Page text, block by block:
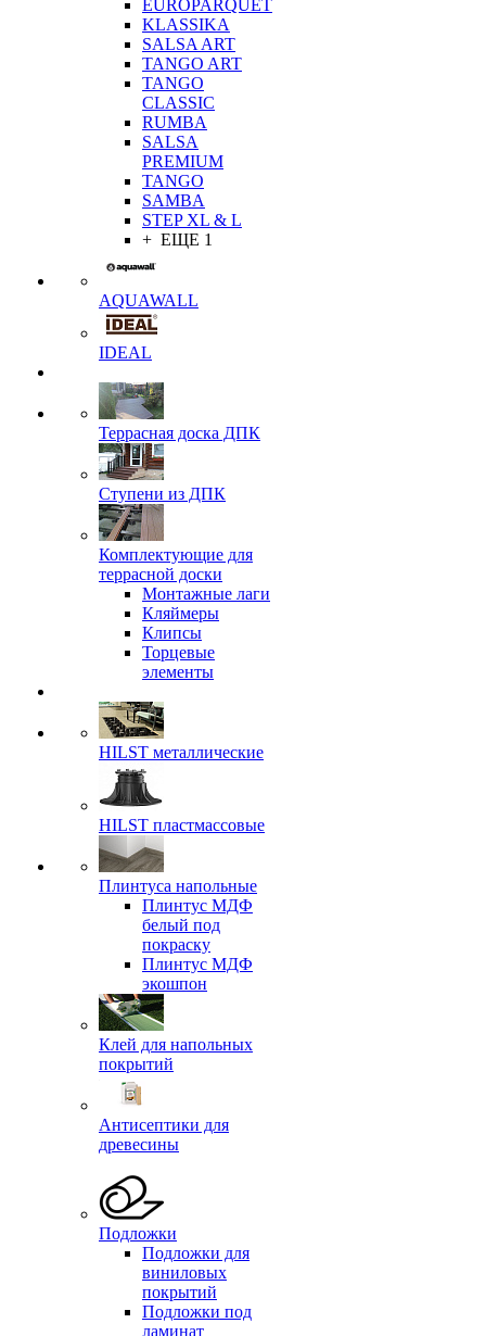
EUROPARQUET
KLASSIKA
SALSA ART
TANGO ART
TANGO
CLASSIC
RUMBA
SALSA
PREMIUM
TANGO
SAMBA
STEP XL & L
+ ЕЩЕ 1
AQUAWALL
IDEAL
Террасная доска ДПК
Ступени из ДПК
Комплектующие для
террасной доски
Монтажные лаги
Кляймеры
Клипсы
Торцевые
элементы
HILST металлические
HILST пластмассовые
Плинтуса напольные
Плинтус МДФ
белый под
покраску
Плинтус МДФ
экошпон
Клей для напольных
покрытий
Антисептики для
древесины
Подложки
Подложки для
виниловых
покрытий
Подложки под
ламинат